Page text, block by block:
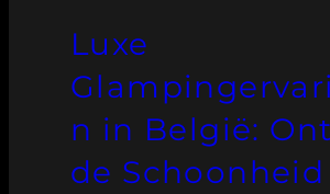
Luxe
n in België:
de Schoonheid